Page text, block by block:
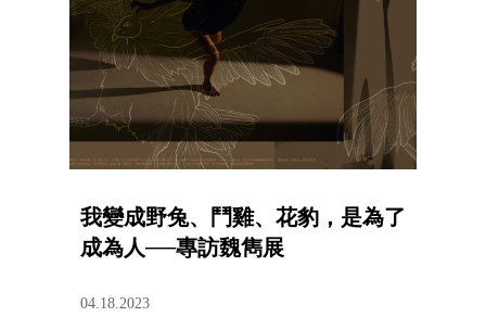
我變成野兔、鬥雞、花豹，是為了
成為人──專訪魏雋展
04.18.2023